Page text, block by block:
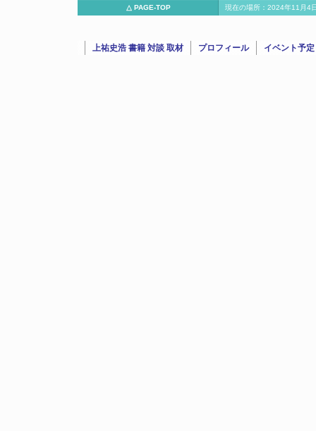
△ PAGE-TOP
現在の場所：2024年11月4
上祐史浩 書籍 対談 取材 プロフィール イベント予定